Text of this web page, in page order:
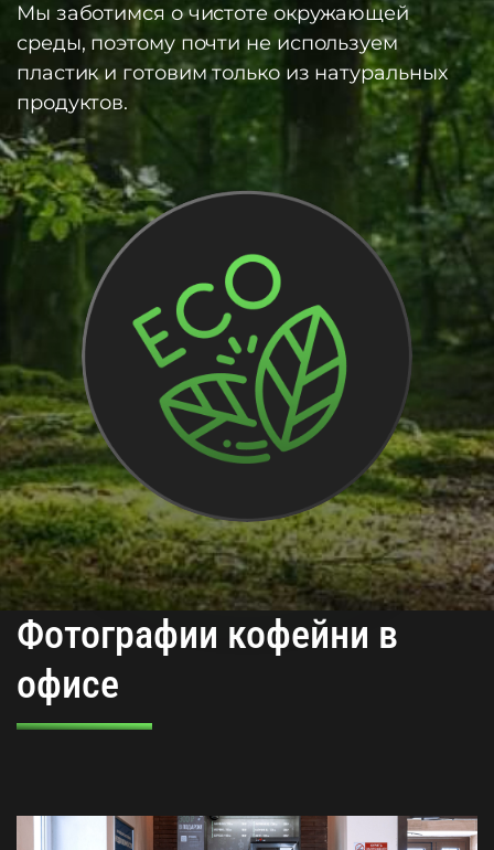
Мы заботимся о чистоте окружающей
среды, поэтому почти не используем
пластик и готовим только из натуральных
продуктов.
Фотографии кофейни в
офисе